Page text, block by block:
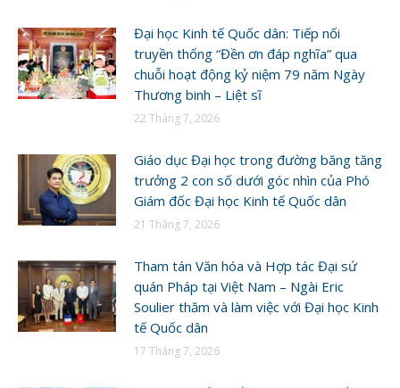
Đại học Kinh tế Quốc dân: Tiếp nối
truyền thống “Đền ơn đáp nghĩa” qua
chuỗi hoạt động kỷ niệm 79 năm Ngày
Thương binh – Liệt sĩ
22 Tháng 7, 2026
Giáo dục Đại học trong đường băng tăng
trưởng 2 con số dưới góc nhìn của Phó
Giám đốc Đại học Kinh tế Quốc dân
21 Tháng 7, 2026
Tham tán Văn hóa và Hợp tác Đại sứ
quán Pháp tại Việt Nam – Ngài Eric
Soulier thăm và làm việc với Đại học Kinh
tế Quốc dân
17 Tháng 7, 2026